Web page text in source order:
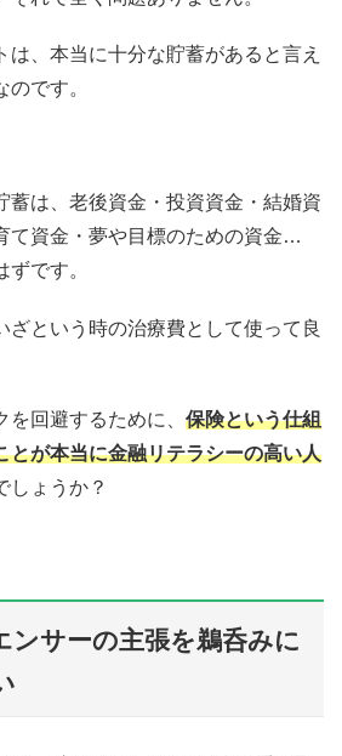
は、本当に十分な貯蓄があると言え
です。
蓄は、老後資金・投資資金・結婚資
て資金・夢や目標のための資金…
です。
ざという時の治療費として使って良
回避するために、 保険という仕組
とが本当に金融リテラシーの高い人
しょうか？
ンサーの主張を鵜呑みに